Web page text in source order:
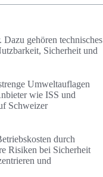
gehören technisches
Sicherheit und
Umweltauflagen
wie ISS und
Schweizer
durch
Risiken bei Sicherheit
und